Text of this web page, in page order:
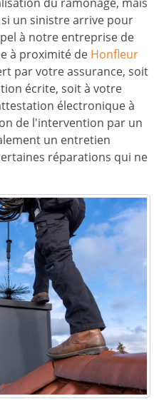
un sinistre arrive pour
à notre entreprise de
à proximité de Honfleur
par votre assurance, soit
écrite, soit à votre
électronique à
de l'intervention par un
un entretien
réparations qui ne